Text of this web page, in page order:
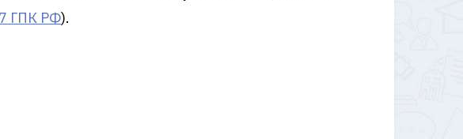
ГПК РФ).